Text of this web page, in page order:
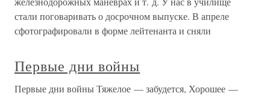
стали поговаривать о досрочном выпуске. В апреле
сфотографировали в форме лейтенанта и сняли
Первые дни войны
Первые дни войны Тяжелое — забудется, Хорошее —